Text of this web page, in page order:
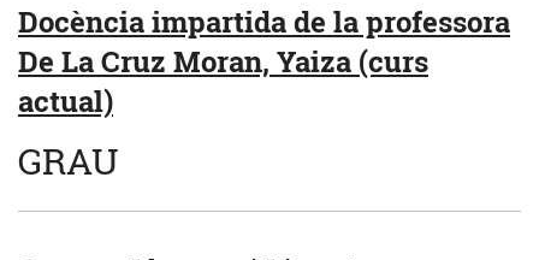
Docència impartida de la professora
De La Cruz Moran, Yaiza (curs
actual)
GRAU